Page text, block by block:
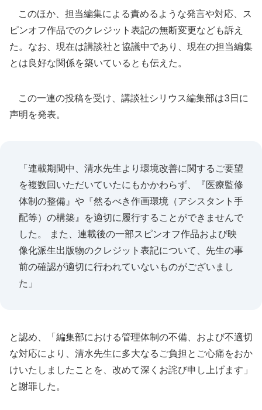
このほか、担当編集による責めるような発言や対応、ス
ピンオフ作品でのクレジット表記の無断変更なども訴え
た。なお、現在は講談社と協議中であり、現在の担当編集
とは良好な関係を築いているとも伝えた。
この一連の投稿を受け、講談社シリウス編集部は3日に
声明を発表。
「連載期間中、清水先生より環境改善に関するご要望
を複数回いただいていたにもかかわらず、『医療監修
体制の整備』や『然るべき作画環境（アシスタント手
配等）の構築』を適切に履行することができませんで
した。 また、連載後の一部スピンオフ作品および映
像化派生出版物のクレジット表記について、先生の事
前の確認が適切に行われていないものがございまし
た」
と認め、「編集部における管理体制の不備、および不適切
な対応により、清水先生に多大なるご負担とご心痛をおか
けいたしましたことを、改めて深くお詫び申し上げます」
と謝罪した。